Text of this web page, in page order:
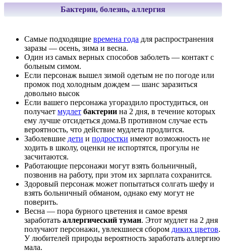
Бактерии, болезнь, аллергия
Самые подходящие времена года для распространения
заразы — осень, зима и весна.
Один из самых верных способов заболеть — контакт с
больным симом.
Если персонаж вышел зимой одетым не по погоде или
промок под холодным дождем — шанс заразиться
довольно высок
Если вашего персонажа угораздило простудиться, он
получает мудлет бактерии на 2 дня, в течение которых
ему лучше отсидеться дома.В противном случае есть
вероятность, что действие мудлета продлится.
Заболевшие дети и подростки имеют возможность не
ходить в школу, оценки не испортятся, прогулы не
засчитаются.
Работающие персонажи могут взять больничный,
позвонив на работу, при этом их зарплата сохранится.
Здоровый персонаж может попытаться солгать шефу и
взять больничный обманом, однако ему могут не
поверить.
Весна — пора бурного цветения и самое время
заработать аллергический туман. Этот мудлет на 2 дня
получают персонажи, увлекшиеся сбором диких цветов.
У любителей природы вероятность заработать аллергию
мала.